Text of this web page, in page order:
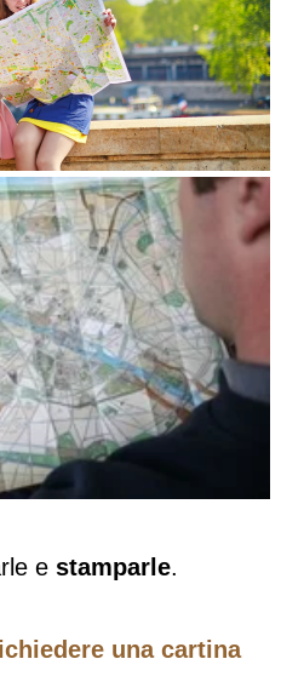
e stamparle.
una cartina